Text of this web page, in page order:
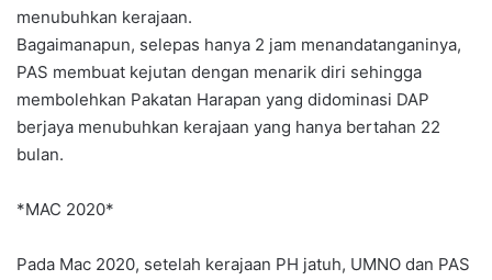
menubuhkan kerajaan.
Bagaimanapun, selepas hanya 2 jam menandatanganinya,
PAS membuat kejutan dengan menarik diri sehingga
membolehkan Pakatan Harapan yang didominasi DAP
berjaya menubuhkan kerajaan yang hanya bertahan 22
bulan.
*MAC 2020*
Pada Mac 2020, setelah kerajaan PH jatuh, UMNO dan PAS